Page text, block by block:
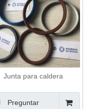
Junta para caldera
Preguntar